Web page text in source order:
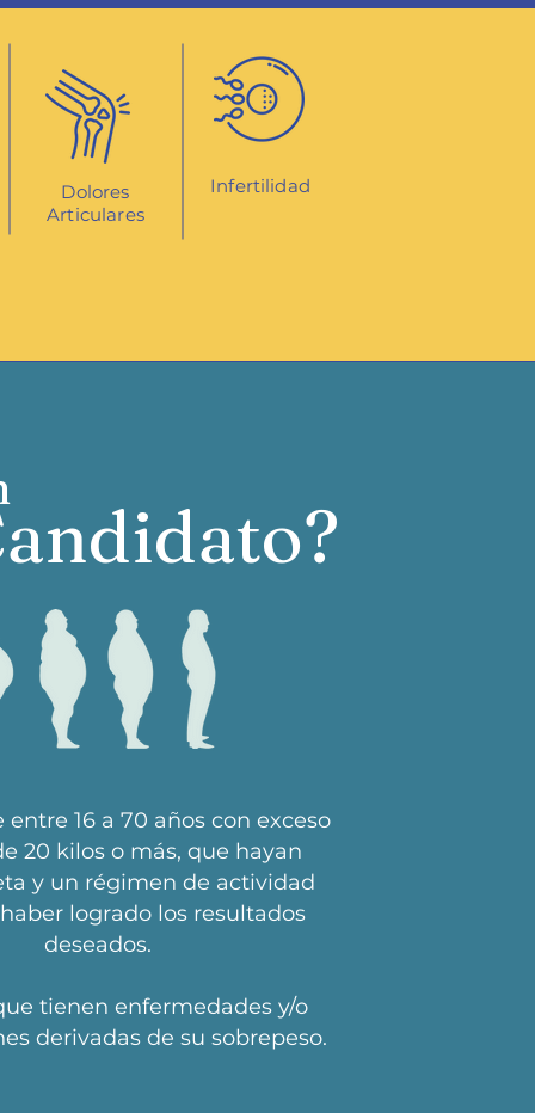
Dolores
Articulares
Infertilidad
entre 16 a 70 años con exceso
20 kilos o más, que hayan
y un régimen de actividad
logrado los resultados
deseados.
tienen enfermedades y/o
derivadas de su sobrepeso.